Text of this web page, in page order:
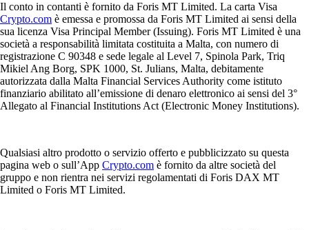
Il conto in contanti è fornito da Foris MT Limited. La carta Visa
Crypto.com è emessa e promossa da Foris MT Limited ai sensi della
sua licenza Visa Principal Member (Issuing). Foris MT Limited è una
società a responsabilità limitata costituita a Malta, con numero di
registrazione C 90348 e sede legale al Level 7, Spinola Park, Triq
Mikiel Ang Borg, SPK 1000, St. Julians, Malta, debitamente
autorizzata dalla Malta Financial Services Authority come istituto
finanziario abilitato all’emissione di denaro elettronico ai sensi del 3°
Allegato al Financial Institutions Act (Electronic Money Institutions).
Qualsiasi altro prodotto o servizio offerto e pubblicizzato su questa
pagina web o sull’App Crypto.com è fornito da altre società del
gruppo e non rientra nei servizi regolamentati di Foris DAX MT
Limited o Foris MT Limited.